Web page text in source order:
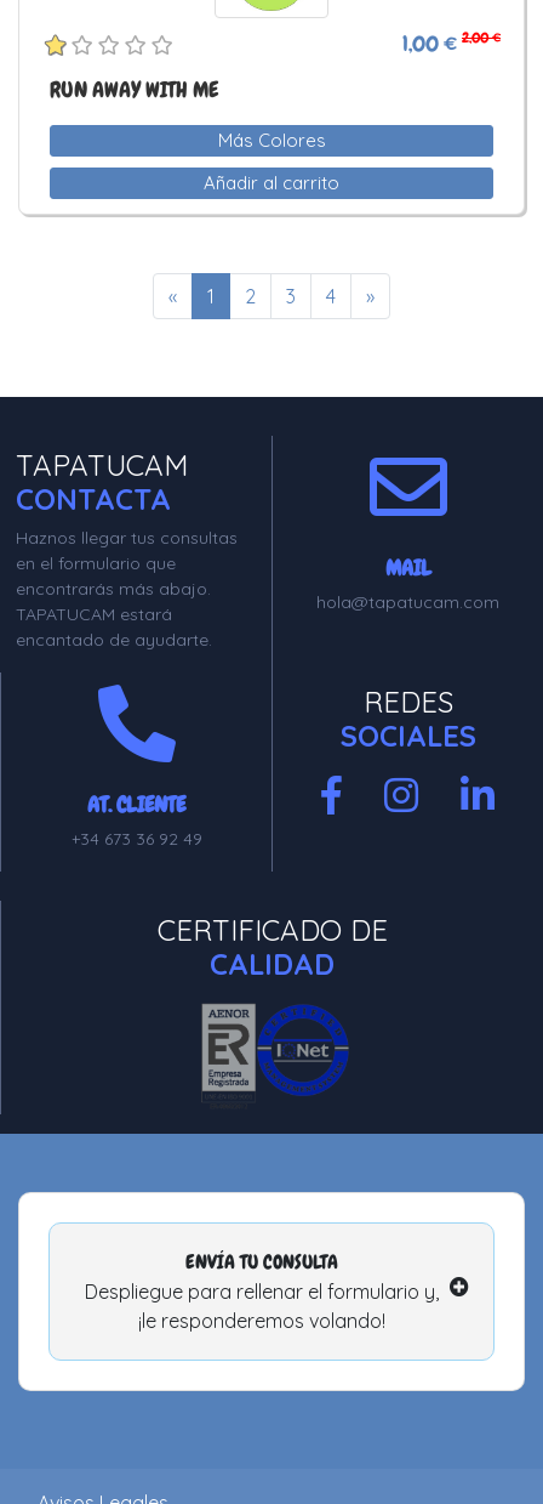
1,00 € 2,00 €
RUN AWAY WITH ME
Más Colores
Añadir al carrito
« 1 2 3 4 »
TAPATUCAM
CONTACTA
Haznos llegar tus consultas
en el formulario que
encontrarás más abajo.
TAPATUCAM estará
encantado de ayudarte.
MAIL
hola@tapatucam.com
AT. CLIENTE
+34 673 36 92 49
REDES
SOCIALES
CERTIFICADO DE
CALIDAD
ENVÍA TU CONSULTA
Despliegue para rellenar el formulario y,
¡le responderemos volando!